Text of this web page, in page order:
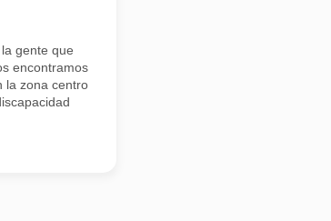
gente que
encontramos
la zona centro